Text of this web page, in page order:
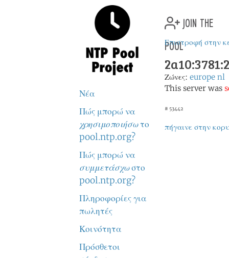
Νέα
Πώς μπορώ να
χρησιμοποιήσωτο
pool.ntp.org?
Πώς μπορώ να
συμμετάσχωστο
pool.ntp.org?
Πληροφορίες για
πωλητές
Κοινότητα
Πρόσθετοι
join the
pool
Επιστροφή στην
Ζώνες: europe nl
This server was
# 53442
πήγαινε στην